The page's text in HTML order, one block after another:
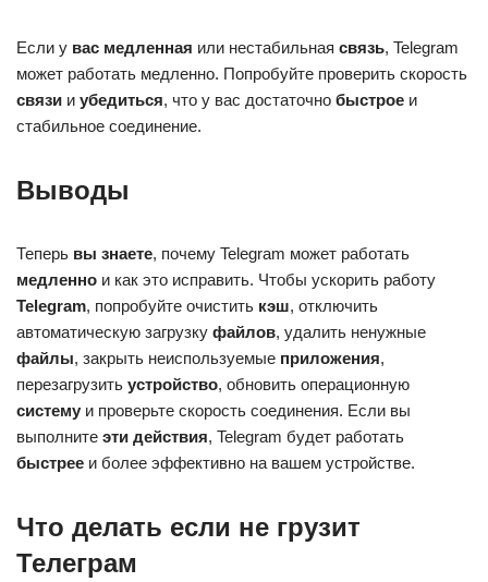
Если у вас медленная или нестабильная связь, Telegram
может работать медленно. Попробуйте проверить скорость
связи и убедиться, что у вас достаточно быстрое и
стабильное соединение.
Выводы
Теперь вы знаете, почему Telegram может работать
медленно и как это исправить. Чтобы ускорить работу
Telegram, попробуйте очистить кэш, отключить
автоматическую загрузку файлов, удалить ненужные
файлы, закрыть неиспользуемые приложения,
перезагрузить устройство, обновить операционную
систему и проверьте скорость соединения. Если вы
выполните эти действия, Telegram будет работать
быстрее и более эффективно на вашем устройстве.
Что делать если не грузит
Телеграм